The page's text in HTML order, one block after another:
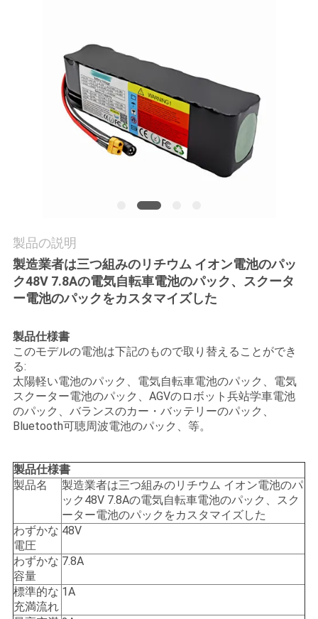
さ
い
用
を
要
求
し
な
さ
い
地
製品の説明
製造業者は三つ組みのリチウム イオン電池のパッ
ク48V 7.8Aの電気自転車電池のパック、スクータ
ー電池のパックをカスタマイズした
製品仕様書
このモデルの電池は下記のもので取り替えることができ
る:
太陽軽い電池のパック、電気自転車電池のパック、電気
スクーター電池のパック、AGVのロボット兵站学車電池
のパック、バランスのカー・バッテリーのパック、
Bluetooth可聴周波電池のパック、等。
製品仕様書
製品名
製造業者は三つ組みのリチウム イオン電池のパ
ック48V 7.8Aの電気自転車電池のパック、スク
ーター電池のパックをカスタマイズした
わずかな
電圧
48V
わずかな
容量
7.8A
標準的な
充満流れ
1A